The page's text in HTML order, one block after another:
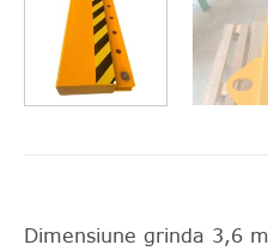
Dimensiune grinda 3,6 m